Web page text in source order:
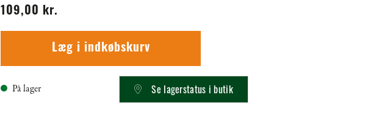
109,00 kr.
Læg i indkøbskurv
På lager Se lagerstatus i butik